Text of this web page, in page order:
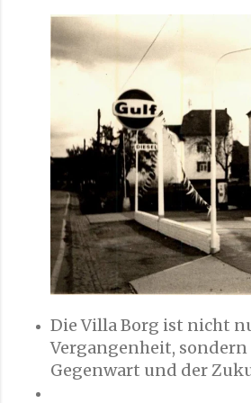
Die Villa Borg ist nicht
Vergangenheit,
Gegenwart und der